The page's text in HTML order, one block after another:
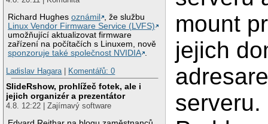
Richard Hughesoznámil
, že službu
Linux Vendor Firmware Service (LVFS)
umožňující aktualizovat firmware
zařízení na počítačích s Linuxem, nově
sponzoruje také společnost NVIDIA .
Ladislav Hagara | Komentářů: 0
SlideRshow, prohlížeč fotek, ale i
jejich organizér a prezentátor
4.8. 12:22 | Zajímavý software
mount
jejich
serveru.